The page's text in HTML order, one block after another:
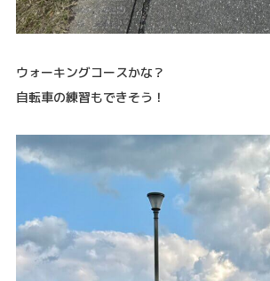
ウォーキングコースかな？
自転車の練習もできそう！